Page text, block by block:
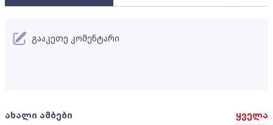
ახალი ამბები ყველა
გააკეთე კომენტარი